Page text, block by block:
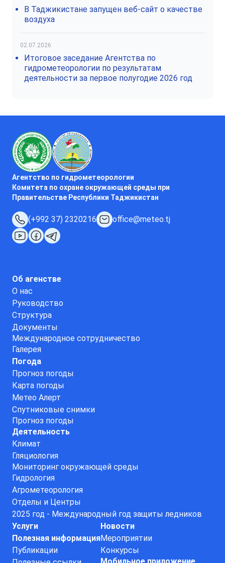
В Таджикистане запущен веб-сайт о качестве
воздуха
02.07.2026
Итоговое заседание Агентства по
гидрометеорологии по результатам
деятельности за первое полугодие 2026 год
Агентство по гидрометеорологии
Комитета по охране окружающей среды при
Правительстве Республики Таджикистан
(+992 37) 2320216 office@meteo.tj
Об агенстве
О нас
Руководство
Структура
Документы
Международное сотрудничество
Галерея
Погода
Прогноз погоды
Карта погоды
Метео Алерт
Спутниковые снимки
Прогноз погоды
Деятельность
Климат
Гляциология
Мониторинг окружающей среды
Гидрология
Агрометеорология
Отделы и Центры
2025 год - Международный год защиты ледников
Услуги
Полезная информация
Публикации
Новости
Мероприятии
Конкурсы